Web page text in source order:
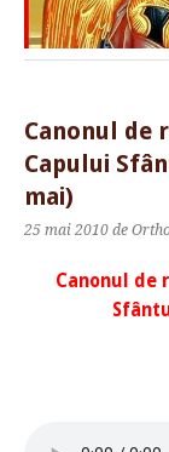
Canonul de
Capului
mai)
25 mai 2010 de
Canonul de